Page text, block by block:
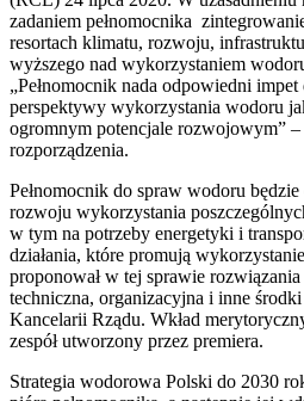
zadaniem pełnomocnika
resortach klimatu, rozwoju,
wyższego nad wykorzystaniem
„Pełnomocnik nada odpowiedni
perspektywy wykorzystania wodoru
ogromnym potencjale rozwojowym” –
rozporządzenia.
Pełnomocnik do spraw wodoru
rozwoju wykorzystania
w tym na potrzeby energetyki i
działania, które promują
proponował w tej sprawie rozwiązania
techniczna, organizacyjna i inne
Kancelarii Rządu. Wkład
zespół utworzony przez premiera.
Strategia wodorowa Polski do 2030